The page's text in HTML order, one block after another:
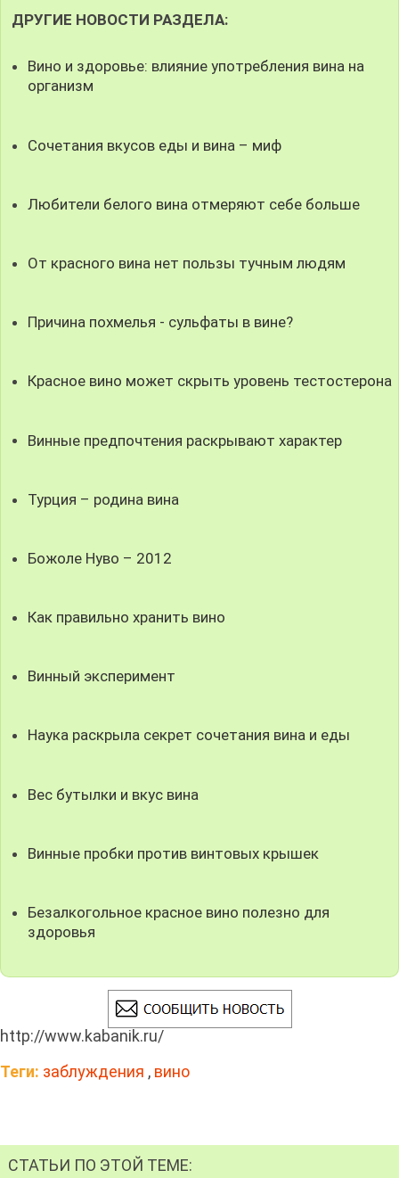
ДРУГИЕ НОВОСТИ РАЗДЕЛА:
Вино и здоровье: влияние употребления вина на
организм
Сочетания вкусов еды и вина – миф
Любители белого вина отмеряют себе больше
От красного вина нет пользы тучным людям
Причина похмелья - сульфаты в вине?
Красное вино может скрыть уровень тестостерона
Винные предпочтения раскрывают характер
Турция – родина вина
Божоле Нуво – 2012
Как правильно хранить вино
Винный эксперимент
Наука раскрыла секрет сочетания вина и еды
Вес бутылки и вкус вина
Винные пробки против винтовых крышек
Безалкогольное красное вино полезно для
здоровья
http://www.kabanik.ru/
Теги: заблуждения , вино
СТАТЬИ ПО ЭТОЙ ТЕМЕ: